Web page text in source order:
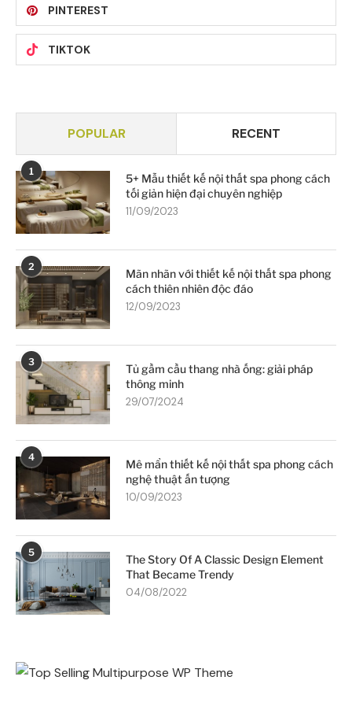
PINTEREST
TIKTOK
POPULAR RECENT
1
5+ Mẫu thiết kế nội thất spa phong cách
tối giản hiện đại chuyên nghiệp
11/09/2023
2
Mãn nhãn với thiết kế nội thất spa phong
cách thiên nhiên độc đáo
12/09/2023
3
Tủ gầm cầu thang nhà ống: giải pháp
thông minh
29/07/2024
4
Mê mẩn thiết kế nội thất spa phong cách
nghệ thuật ấn tượng
10/09/2023
5
The Story Of A Classic Design Element
That Became Trendy
04/08/2022